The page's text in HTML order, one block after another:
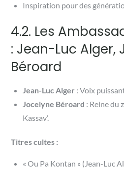
Inspiration pour des
4.2. Les
: Jean-Luc Alger,
Béroard
Jean-Luc Alger : Voix
Jocelyne Béroard : Reine du
Kassav’.
Titres cultes :
« Ou Pa Kontan » (Jean-Luc